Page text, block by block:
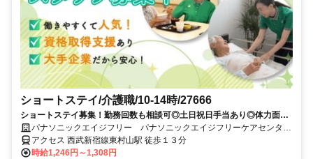
ショートステイ/介護職/10-14時/27666
ショートステイ募集！勤務回数も相談可◎土日祝日手当あり◎体力面が
心配な方や、シニア世代の方にも人気の求人です。
パナソニックエイジフリー パナソニックエイジフリーケアセンター
東村山・ショートステイ
アクセス 西武新宿線東村山駅 徒歩１３分
時給1,246円～1,308円